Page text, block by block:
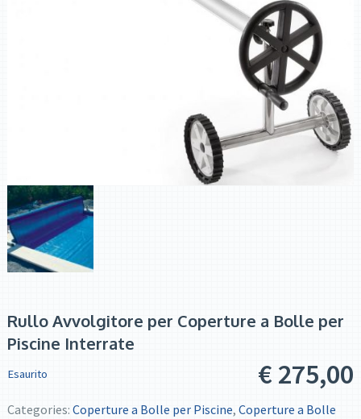
Rullo Avvolgitore per Coperture a Bolle per
Piscine Interrate
€275,00
Esaurito
Categories: Coperture a Bolle per Piscine, Coperture a Bolle